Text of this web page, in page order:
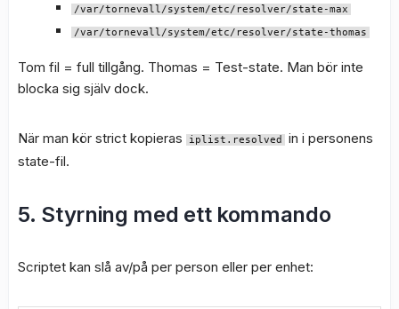
/var/tornevall/system/etc/resolver/state-max
/var/tornevall/system/etc/resolver/state-thomas
Tom fil = full tillgång. Thomas = Test-state. Man bör inte
blocka sig själv dock.
När man kör strict kopieras iplist.resolved
in i personens
state-fil.
5. Styrning med ett kommando
Scriptet kan slå av/på per person eller per enhet: